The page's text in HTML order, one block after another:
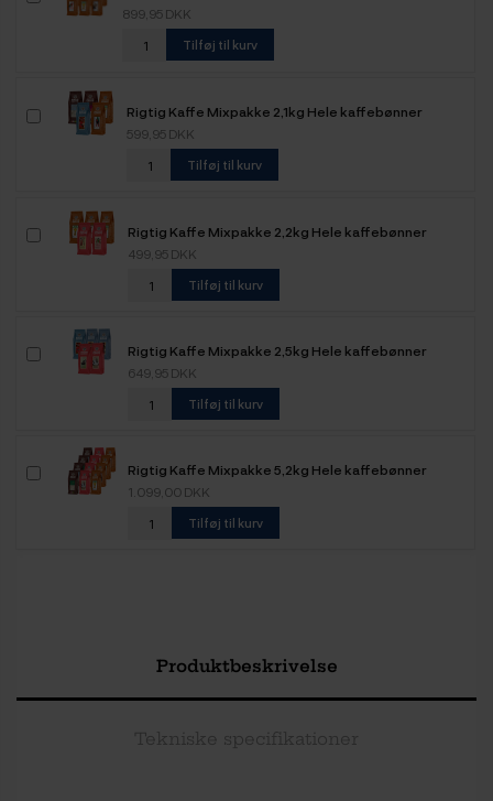
899,95 DKK
Tilføj til kurv
Rigtig Kaffe Mixpakke 2,1kg Hele kaffebønner
599,95 DKK
Tilføj til kurv
Rigtig Kaffe Mixpakke 2,2kg Hele kaffebønner
499,95 DKK
Tilføj til kurv
Rigtig Kaffe Mixpakke 2,5kg Hele kaffebønner
649,95 DKK
Tilføj til kurv
Rigtig Kaffe Mixpakke 5,2kg Hele kaffebønner
1.099,00 DKK
Tilføj til kurv
Produktbeskrivelse
Tekniske specifikationer